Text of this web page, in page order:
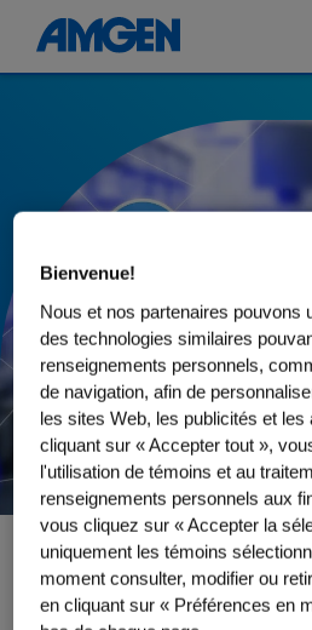
12.02.2024
Les
d'Amgen
Bienvenue!
Nous et nos partenaires pouvons
des technologies similaires
renseignements personnels,
de navigation, afin de
les sites Web, les publicités et
cliquant sur « Accepter tout »,
l'utilisation de témoins et au
renseignements personnels aux
vous cliquez sur « Accepter la
uniquement les témoins
moment consulter, modifier ou
en cliquant sur « Préférences en